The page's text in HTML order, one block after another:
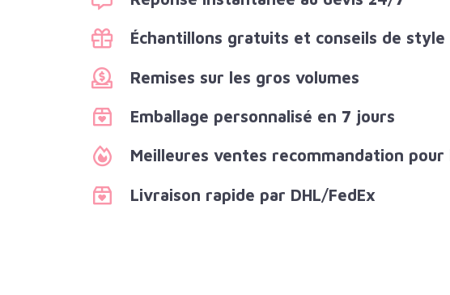
Échantillons gratuits et conseils de style
Remises sur les gros volumes
Emballage personnalisé en 7 jours
Meilleures ventes recommandation pour
Livraison rapide par DHL/FedEx